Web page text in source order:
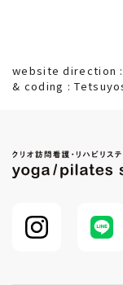
website direction
& coding :